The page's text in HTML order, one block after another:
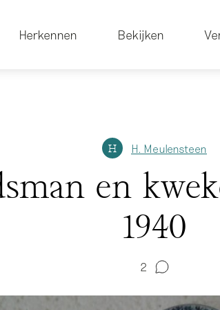
Herkennen Bekijken
H H. Meulensteen
en
1940
2